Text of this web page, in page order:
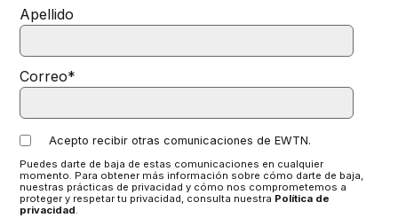
Apellido
Correo*
Acepto recibir otras comunicaciones de EWTN.
Puedes darte de baja de estas comunicaciones en cualquier
momento. Para obtener más información sobre cómo darte de baja,
nuestras prácticas de privacidad y cómo nos comprometemos a
proteger y respetar tu privacidad, consulta nuestra Política de
privacidad.